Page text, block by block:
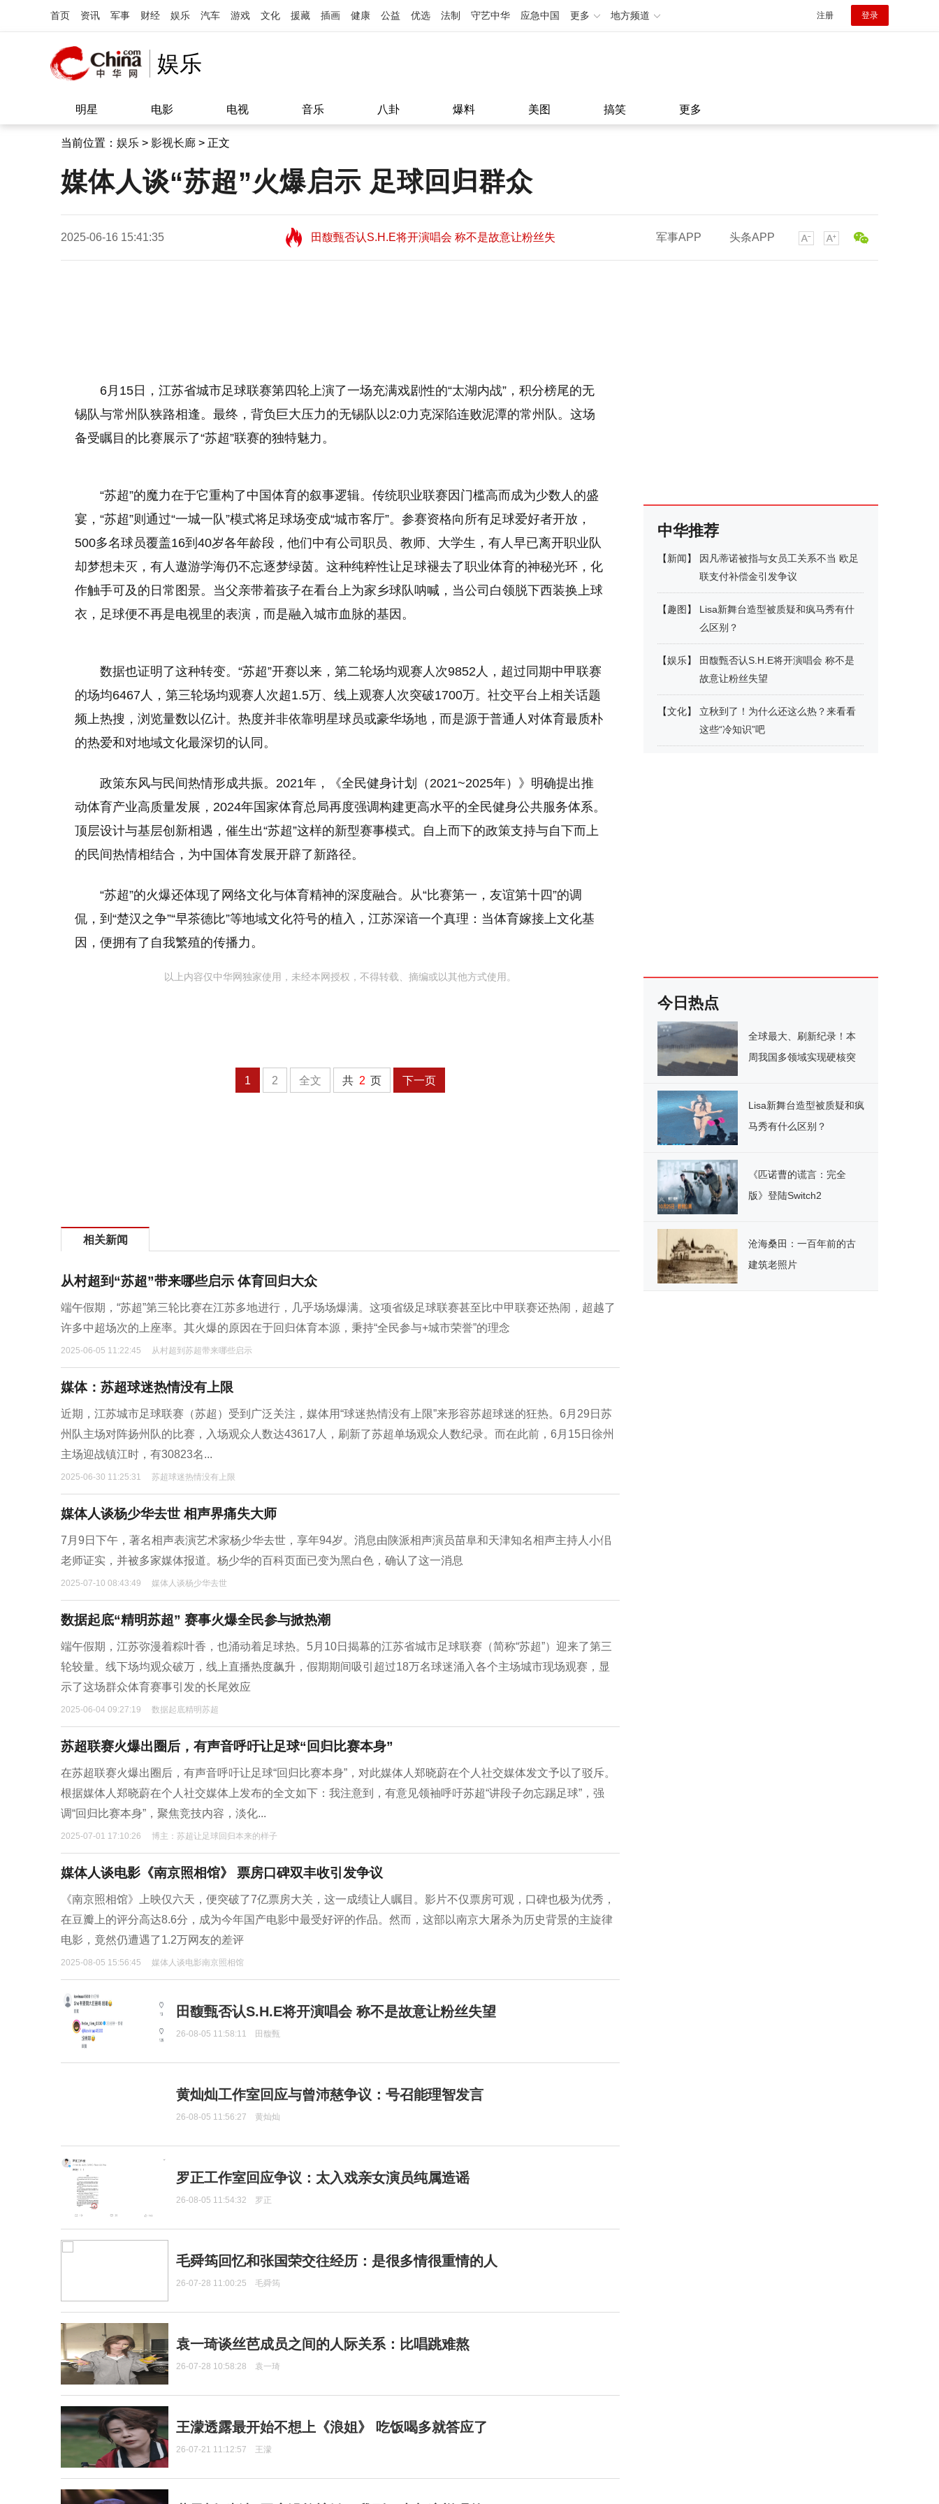
首页 资讯 军事 财经 娱乐 汽车 游戏 文化 援藏 插画 健康 公益 优选 法制 守艺中华 应急中国 更多 地方频道 注册 登录
娱乐
明星 电影 电视 音乐 八卦 爆料 美图 搞笑 更多
当前位置： 娱乐 > 影视长廊 > 正文
媒体人谈“苏超”火爆启示 足球回归群众
2025-06-16 15:41:35
田馥甄否认S.H.E将开演唱会 称不是故意让粉丝失
望11:08
田馥甄否认S.H.E将开演唱会 称不是故意让粉丝失
军事APP 头条APP
6月15日，江苏省城市足球联赛第四轮上演了一场充满戏剧性的“太湖内战”，积分榜尾的无
锡队与常州队狭路相逢。最终，背负巨大压力的无锡队以2:0力克深陷连败泥潭的常州队。这场
备受瞩目的比赛展示了“苏超”联赛的独特魅力。
“苏超”的魔力在于它重构了中国体育的叙事逻辑。传统职业联赛因门槛高而成为少数人的盛
宴，“苏超”则通过“一城一队”模式将足球场变成“城市客厅”。参赛资格向所有足球爱好者开放，
500多名球员覆盖16到40岁各年龄段，他们中有公司职员、教师、大学生，有人早已离开职业队
却梦想未灭，有人遨游学海仍不忘逐梦绿茵。这种纯粹性让足球褪去了职业体育的神秘光环，化
作触手可及的日常图景。当父亲带着孩子在看台上为家乡球队呐喊，当公司白领脱下西装换上球
衣，足球便不再是电视里的表演，而是融入城市血脉的基因。
数据也证明了这种转变。“苏超”开赛以来，第二轮场均观赛人次9852人，超过同期中甲联赛
的场均6467人，第三轮场均观赛人次超1.5万、线上观赛人次突破1700万。社交平台上相关话题
频上热搜，浏览量数以亿计。热度并非依靠明星球员或豪华场地，而是源于普通人对体育最质朴
的热爱和对地域文化最深切的认同。
政策东风与民间热情形成共振。2021年，《全民健身计划（2021~2025年）》明确提出推
动体育产业高质量发展，2024年国家体育总局再度强调构建更高水平的全民健身公共服务体系。
顶层设计与基层创新相遇，催生出“苏超”这样的新型赛事模式。自上而下的政策支持与自下而上
的民间热情相结合，为中国体育发展开辟了新路径。
“苏超”的火爆还体现了网络文化与体育精神的深度融合。从“比赛第一，友谊第十四”的调
侃，到“楚汉之争”“早茶德比”等地域文化符号的植入，江苏深谙一个真理：当体育嫁接上文化基
因，便拥有了自我繁殖的传播力。
以上内容仅中华网独家使用，未经本网授权，不得转载、摘编或以其他方式使用。
1 2 全文 共 2 页 下一页
相关新闻
从村超到“苏超”带来哪些启示 体育回归大众
端午假期，“苏超”第三轮比赛在江苏多地进行，几乎场场爆满。这项省级足球联赛甚至比中甲联赛还热闹，超越了
许多中超场次的上座率。其火爆的原因在于回归体育本源，秉持“全民参与+城市荣誉”的理念
2025-06-05 11:22:45 从村超到苏超带来哪些启示
媒体：苏超球迷热情没有上限
近期，江苏城市足球联赛（苏超）受到广泛关注，媒体用“球迷热情没有上限”来形容苏超球迷的狂热。6月29日苏
州队主场对阵扬州队的比赛，入场观众人数达43617人，刷新了苏超单场观众人数纪录。而在此前，6月15日徐州
主场迎战镇江时，有30823名...
2025-06-30 11:25:31 苏超球迷热情没有上限
媒体人谈杨少华去世 相声界痛失大师
7月9日下午，著名相声表演艺术家杨少华去世，享年94岁。消息由陕派相声演员苗阜和天津知名相声主持人小佀
老师证实，并被多家媒体报道。杨少华的百科页面已变为黑白色，确认了这一消息
2025-07-10 08:43:49 媒体人谈杨少华去世
数据起底“精明苏超” 赛事火爆全民参与掀热潮
端午假期，江苏弥漫着粽叶香，也涌动着足球热。5月10日揭幕的江苏省城市足球联赛（简称“苏超”）迎来了第三
轮较量。线下场均观众破万，线上直播热度飙升，假期期间吸引超过18万名球迷涌入各个主场城市现场观赛，显
示了这场群众体育赛事引发的长尾效应
2025-06-04 09:27:19 数据起底精明苏超
苏超联赛火爆出圈后，有声音呼吁让足球“回归比赛本身”
在苏超联赛火爆出圈后，有声音呼吁让足球“回归比赛本身”，对此媒体人郑晓蔚在个人社交媒体发文予以了驳斥。
根据媒体人郑晓蔚在个人社交媒体上发布的全文如下：我注意到，有意见领袖呼吁苏超“讲段子勿忘踢足球”，强
调“回归比赛本身”，聚焦竞技内容，淡化...
2025-07-01 17:10:26 博主：苏超让足球回归本来的样子
媒体人谈电影《南京照相馆》 票房口碑双丰收引发争议
《南京照相馆》上映仅六天，便突破了7亿票房大关，这一成绩让人瞩目。影片不仅票房可观，口碑也极为优秀，
在豆瓣上的评分高达8.6分，成为今年国产电影中最受好评的作品。然而，这部以南京大屠杀为历史背景的主旋律
电影，竟然仍遭遇了1.2万网友的差评
2025-08-05 15:56:45 媒体人谈电影南京照相馆
田馥甄否认S.H.E将开演唱会 称不是故意让粉丝失望
26-08-05 11:58:11 田馥甄
黄灿灿工作室回应与曾沛慈争议：号召能理智发言
26-08-05 11:56:27 黄灿灿
罗正工作室回应争议：太入戏亲女演员纯属造谣
26-08-05 11:54:32 罗正
毛舜筠回忆和张国荣交往经历：是很多情很重情的人
26-07-28 11:00:25 毛舜筠
袁一琦谈丝芭成员之间的人际关系：比唱跳难熬
26-07-28 10:58:28 袁一琦
王濛透露最开始不想上《浪姐》 吃饭喝多就答应了
26-07-21 11:12:57 王濛
中华推荐
【新闻】
因凡蒂诺被指与女员工关系不当 欧足
联支付补偿金引发争议
【趣图 】
Lisa新舞台造型被质疑和疯马秀有什
么区别？
【娱乐】
田馥甄否认S.H.E将开演唱会 称不是
故意让粉丝失望
【文化】
立秋到了！为什么还这么热？来看看
这些“冷知识”吧
今日热点
全球最大、刷新纪录！本
周我国多领域实现硬核突
Lisa新舞台造型被质疑和疯
马秀有什么区别？
《匹诺曹的谎言：完全
版》登陆Switch2
沧海桑田：一百年前的古
建筑老照片